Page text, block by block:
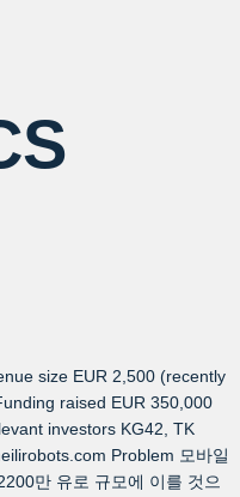
size EUR 2,500 (recently
raised EUR 350,000
investors KG42, TK
Problem 모바일
만 유로 규모에 이를 것으